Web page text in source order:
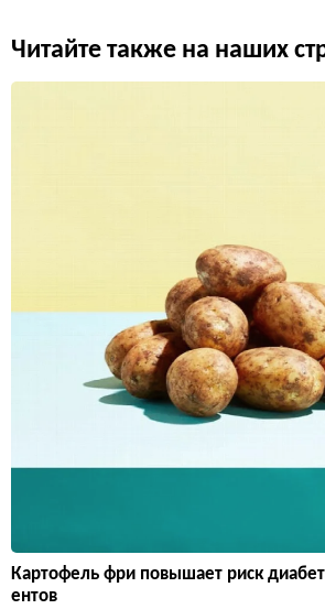
Читайте также на наших
Картофель фри повышает риск
ентов